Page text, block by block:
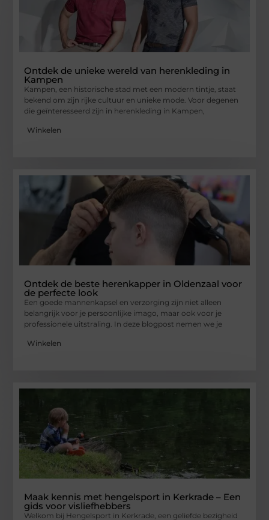
Ontdek de unieke wereld van herenkleding in
Kampen
Kampen, een historische stad met een modern tintje, staat
bekend om zijn rijke cultuur en unieke mode. Voor degenen
die geïnteresseerd zijn in herenkleding in Kampen,
Winkelen
Ontdek de beste herenkapper in Oldenzaal voor
de perfecte look
Een goede mannenkapsel en verzorging zijn niet alleen
belangrijk voor je persoonlijke imago, maar ook voor je
professionele uitstraling. In deze blogpost nemen we je
Winkelen
Maak kennis met hengelsport in Kerkrade – Een
gids voor visliefhebbers
Welkom bij Hengelsport in Kerkrade, een geliefde bezigheid